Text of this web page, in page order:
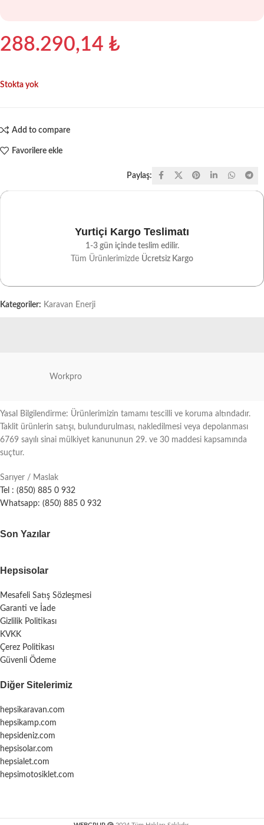
288.290,14 ₺
Stokta yok
Add to compare
Favorilere ekle
Paylaş:
Yurtiçi Kargo Teslimatı
1-3 gün içinde teslim edilir.
Tüm Ürünlerimizde Ücretsiz Kargo
Kategoriler: Karavan Enerji
Workpro
Yasal Bilgilendirme: Ürünlerimizin tamamı tescilli ve koruma altındadır.
Taklit ürünlerin satışı, bulundurulması, nakledilmesi veya depolanması
6769 sayılı sinai mülkiyet kanununun 29. ve 30 maddesi kapsamında
suçtur.
Sarıyer / Maslak
Tel : (850) 885 0 932
Whatsapp: (850) 885 0 932
Son Yazılar
Hepsisolar
Mesafeli Satış Sözleşmesi
Garanti ve İade
Gizlilik Politikası
KVKK
Çerez Politikası
Güvenli Ödeme
Diğer Sitelerimiz
hepsikaravan.com
hepsikamp.com
hepsideniz.com
hepsisolar.com
hepsialet.com
hepsimotosiklet.com